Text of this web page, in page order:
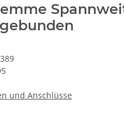
und Anschlüsse